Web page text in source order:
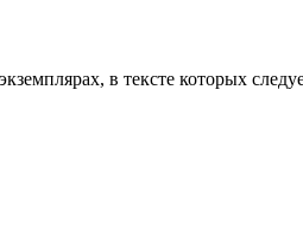
в тексте которых